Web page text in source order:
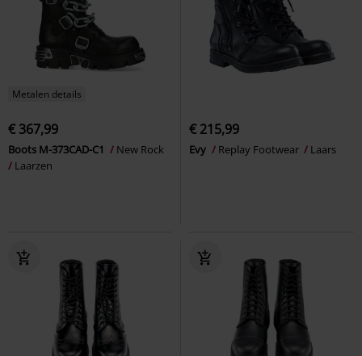
Metalen details
€ 367,99
Boots M-373CAD-C1
New Rock
Laarzen
€ 215,99
Evy Replay Footwear Laars